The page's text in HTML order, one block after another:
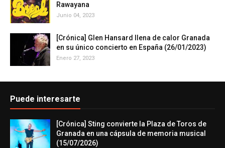
Rawayana
Junio 04, 2023
[Crónica] Glen Hansard llena de calor Granada
en su único concierto en España (26/01/2023)
Enero 27, 2023
Puede interesarte
[Crónica] Sting convierte la Plaza de Toros de
Granada en una cápsula de memoria musical
(15/07/2026)